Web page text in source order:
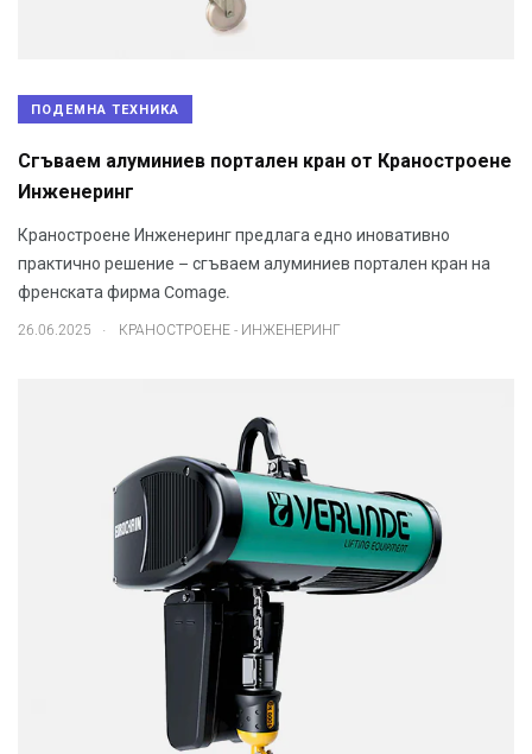
ПОДЕМНА ТЕХНИКА
Сгъваем алуминиев портален кран от Краностроене
Инженеринг
Краностроене Инженеринг предлага едно иновативно
практично решение – сгъваем алуминиев портален кран на
френската фирма Comage.
26.06.2025 . КРАНОСТРОЕНЕ - ИНЖЕНЕРИНГ